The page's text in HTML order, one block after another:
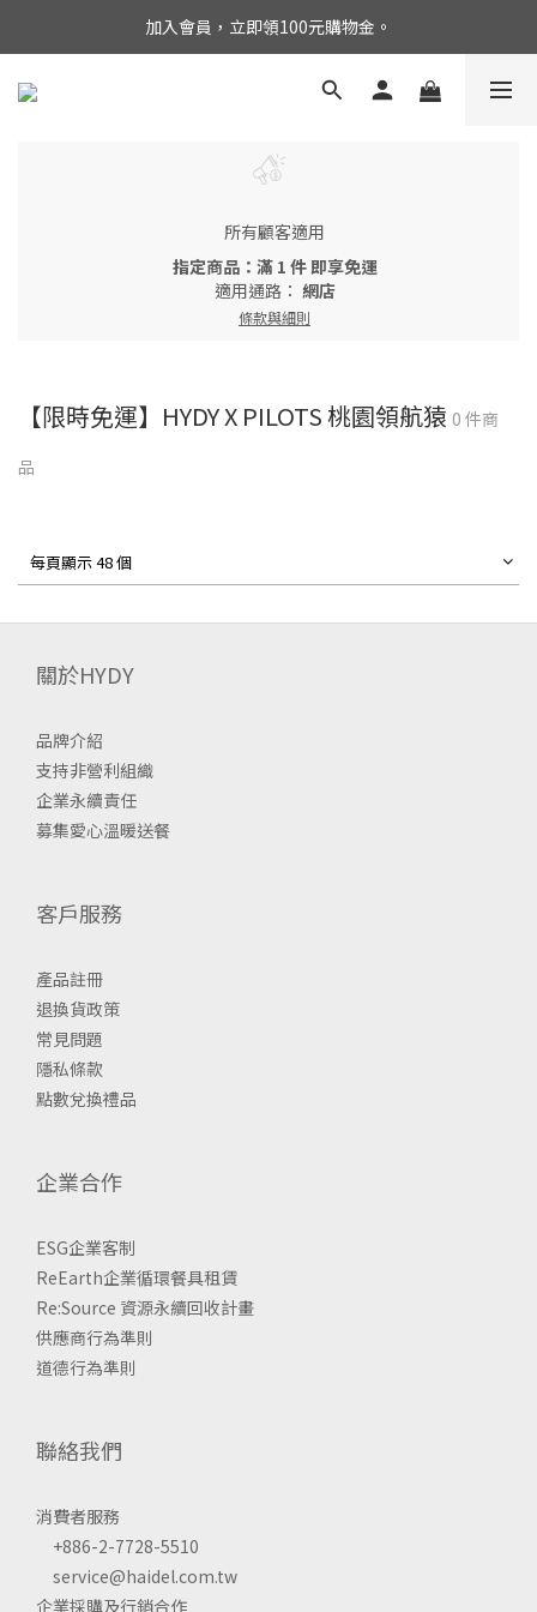
加入會員，立即領100元購物金。
所有顧客適用
指定商品：滿 1 件 即享免運
適用通路： 網店
條款與細則
【限時免運】HYDY X PILOTS 桃園領航猿 0 件商
品
每頁顯示 48 個
關於HYDY
品牌介紹
支持非營利組織
企業永續責任
募集愛心溫暖送餐
客戶服務
產品註冊
退換貨政策
常見問題
隱私條款
點數兌換禮品
企業合作
ESG企業客制
ReEarth企業循環餐具租賃
Re:Source 資源永續回收計畫
供應商行為準則
道德行為準則
聯絡我們
消費者服務
+886-2-7728-5510
service@haidel.com.tw
企業採購及行銷合作